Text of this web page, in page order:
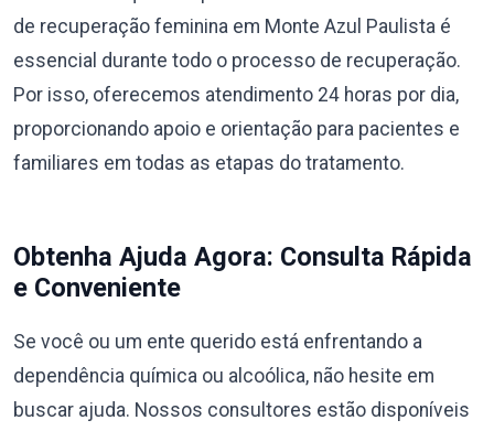
de recuperação feminina em Monte Azul Paulista é
essencial durante todo o processo de recuperação.
Por isso, oferecemos atendimento 24 horas por dia,
proporcionando apoio e orientação para pacientes e
familiares em todas as etapas do tratamento.
Obtenha Ajuda Agora: Consulta Rápida
e Conveniente
Se você ou um ente querido está enfrentando a
dependência química ou alcoólica, não hesite em
buscar ajuda. Nossos consultores estão disponíveis